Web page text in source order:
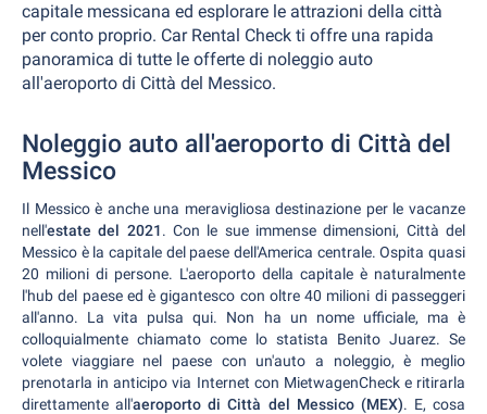
capitale messicana ed esplorare le attrazioni della città
per conto proprio. Car Rental Check ti offre una rapida
panoramica di tutte le offerte di noleggio auto
all'aeroporto di Città del Messico.
Noleggio auto all'aeroporto di Città del
Messico
Il Messico è anche una meravigliosa destinazione per le vacanze
nell'estate del 2021. Con le sue immense dimensioni, Città del
Messico è la capitale del paese dell'America centrale. Ospita quasi
20 milioni di persone. L'aeroporto della capitale è naturalmente
l'hub del paese ed è gigantesco con oltre 40 milioni di passeggeri
all'anno. La vita pulsa qui. Non ha un nome ufficiale, ma è
colloquialmente chiamato come lo statista Benito Juarez. Se
volete viaggiare nel paese con un'auto a noleggio, è meglio
prenotarla in anticipo via Internet con MietwagenCheck e ritirarla
direttamente all'aeroporto di Città del Messico (MEX). E, cosa